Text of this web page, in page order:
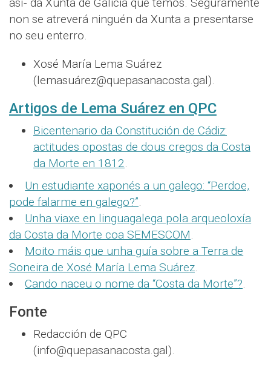
non se atreverá ninguén da Xunta a presentarse
no seu enterro.
Xosé María Lema Suárez
(lemasuárez@quepasanacosta.gal).
Artigos de Lema Suárez en QPC
Bicentenario da Constitución de Cádiz:
actitudes opostas de dous cregos da Costa
da Morte en 1812.
Un estudiante xaponés a un galego: “Perdoe,
pode falarme en galego?”.
Unha viaxe en linguagalega pola arqueoloxía
da Costa da Morte coa SEMESCOM.
Moito máis que unha guía sobre a Terra de
Soneira de Xosé María Lema Suárez.
Cando naceu o nome da “Costa da Morte”?.
Fonte
Redacción de QPC
(info@quepasanacosta.gal).